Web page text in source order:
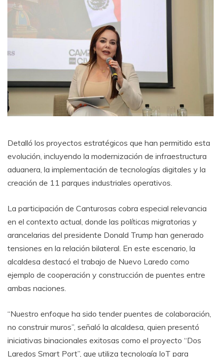
Detalló los proyectos estratégicos que han permitido esta
evolución, incluyendo la modernización de infraestructura
aduanera, la implementación de tecnologías digitales y la
creación de 11 parques industriales operativos.
La participación de Canturosas cobra especial relevancia
en el contexto actual, donde las políticas migratorias y
arancelarias del presidente Donald Trump han generado
tensiones en la relación bilateral. En este escenario, la
alcaldesa destacó el trabajo de Nuevo Laredo como
ejemplo de cooperación y construcción de puentes entre
ambas naciones.
“Nuestro enfoque ha sido tender puentes de colaboración,
no construir muros”, señaló la alcaldesa, quien presentó
iniciativas binacionales exitosas como el proyecto “Dos
Laredos Smart Port”, que utiliza tecnología IoT para